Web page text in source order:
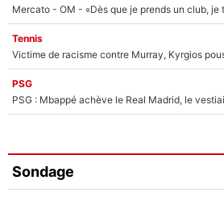
Tennis
PSG
PSG : Mbappé achève le Real Madrid, le
Sondage